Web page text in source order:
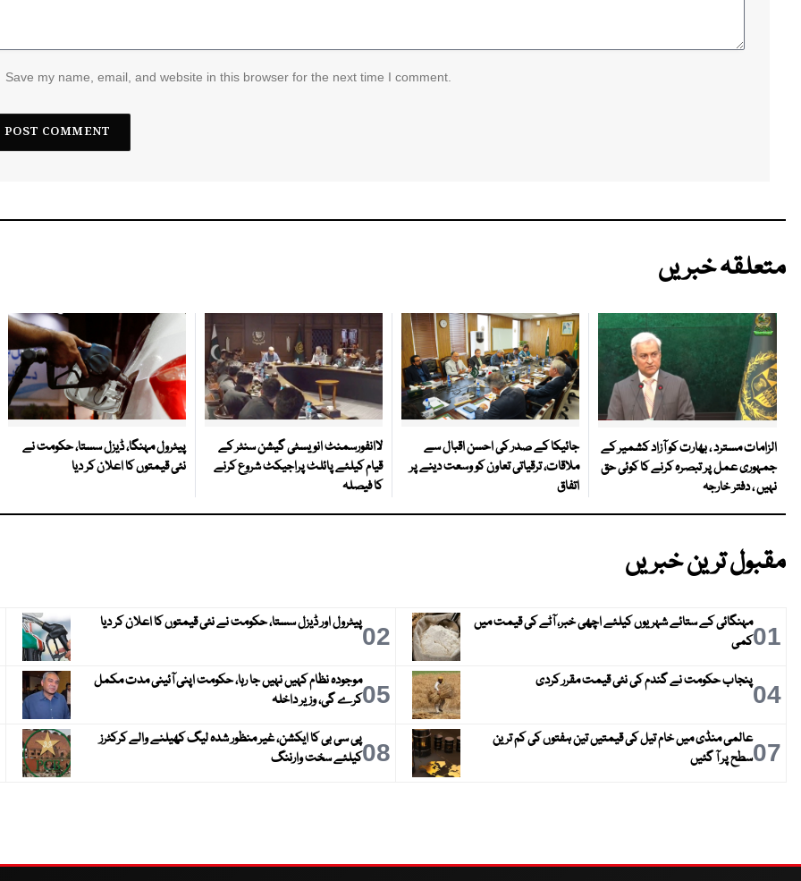
Save my name, email, and website in this browser for the next time I comment.
متعلقہ خبریں
الزامات مسترد ، بھارت کو آزاد کشمیر کے
جمہوری عمل پر تبصرہ کرنے کا کوئی حق
نہیں ، دفتر خارجہ
جائیکا کے صدر کی احسن اقبال سے
ملاقات، ترقیاتی تعاون کو وسعت دینے پر
اتفاق
لاانفورسمنٹ انویسٹی گیشن سنٹر کے
قیام کیلئے پائلٹ پراجیکٹ شروع کرنے
کا فیصلہ
پیٹرول مہنگا، ڈیزل سستا، حکومت نے
نئی قیمتوں کا اعلان کر دیا
مقبول ترین خبریں
01مہنگائی کے ستائے شہریوں کیلئے اچھی خبر، آٹے کی قیمت میں
کمی
02پیٹرول اور ڈیزل سستا، حکومت نے نئی قیمتوں کا اعلان کر دیا
04پنجاب حکومت نے گندم کی نئی قیمت مقرر کردی 05موجودہ نظام کہیں نہیں جا رہا، حکومت اپنی آئینی مدت مکمل
کرے گی، وزیر داخلہ
07عالمی منڈی میں خام تیل کی قیمتیں تین ہفتوں کی کم ترین
سطح پر آ گئیں
08پی سی بی کا ایکشن، غیر منظور شدہ لیگ کھیلنے والے کرکٹرز
کیلئے سخت وارننگ